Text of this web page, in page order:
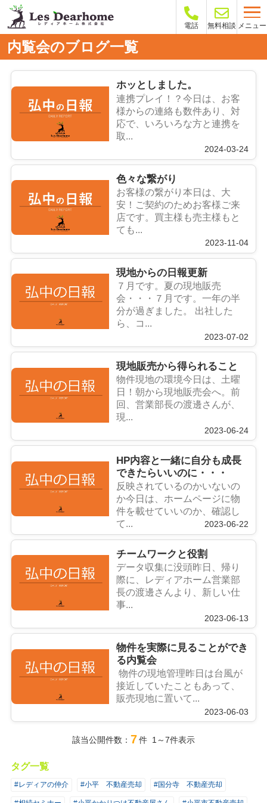
電話 無料相談 メニュー
内覧会のブログ一覧
ホッとしました。
連携プレイ！？今日は、お客
様からの連絡も数件あり、対
応で、いろいろな方と連携を
取...
2024-03-24
色々な繋がり
お客様の繋がり本日は、大
安！ご契約のためお客様ご来
店です。買主様も売主様もと
ても...
2023-11-04
現地からの日報更新
７月です。夏の現地販売
会・・・７月です。一年の半
分が過ぎました。 出社した
ら、コ...
2023-07-02
現地販売から得られること
物件現地の環境今日は、土曜
日！朝から現地販売会へ。前
回、営業部長の渡邊さんが、
現...
2023-06-24
HP内容と一緒に自分も成長
できたらいいのに・・・
反映されているのかいないの
か今日は、ホームページに物
件を載せていいのか、確認し
て...
2023-06-22
チームワークと役割
データ収集に没頭昨日、帰り
際に、レディアホーム営業部
長の渡邊さんより、新しい仕
事...
2023-06-13
物件を実際に見ることができ
る内覧会
物件の現地管理昨日は台風が
接近していたこともあって、
販売現地に置いて...
2023-06-03
該当公開件数： 7件 1～7件表示
タグ一覧
#レディアの仲介 #小平 不動産売却 #国分寺 不動産売却